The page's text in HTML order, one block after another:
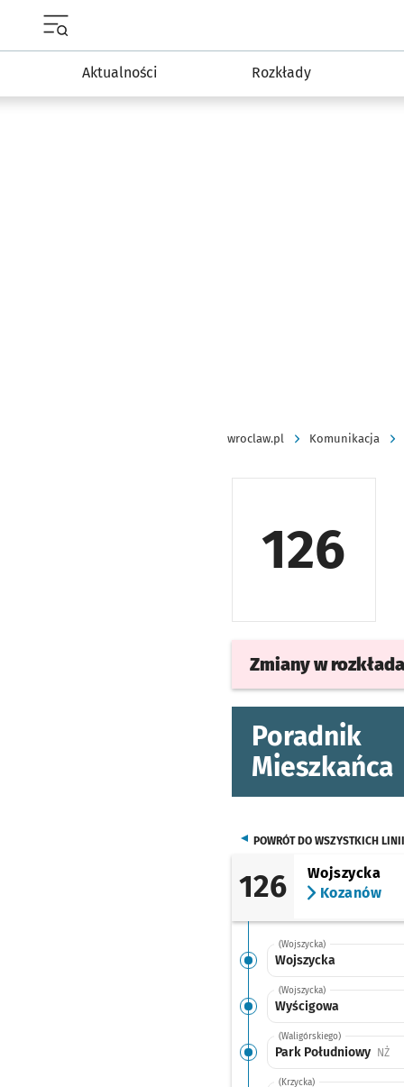
Aktualności Rozkłady
wroclaw.pl Komunikacja
126
Zmiany w
Poradnik
Mieszkańca
POWRÓT DO WSZYSTKICH LINII
126
Wojszycka
Kozanów
(Wojszycka)
Wojszycka
(Wojszycka)
Wyścigowa
(Waligórskiego)
Park Południowy NŻ
(Krzycka)